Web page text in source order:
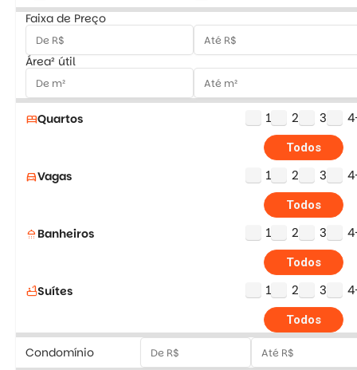
Faixa de Preço
Área² útil
bedQuartos 1 2 3
Todos
directions_carVagas 1 2 3
Todos
shower Banheiros 1 2 3
Todos
bathtubSuítes 1 2 3
Todos
Condomínio